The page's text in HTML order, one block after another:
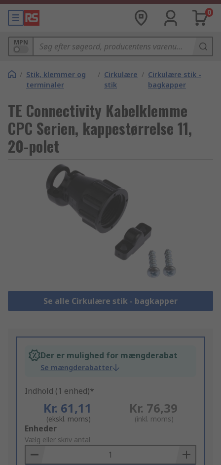
0
MPN
/ Stik, klemmer og
terminaler
/ Cirkulære
stik
/ Cirkulære stik -
bagkapper
TE Connectivity Kabelklemme
CPC Serien, kappestørrelse 11,
20-polet
Se alle Cirkulære stik - bagkapper
Der er mulighed for mængderabat
Se mængderabatter
Indhold (1 enhed)*
Kr. 61,11
(ekskl. moms)
Kr. 76,39
(inkl. moms)
Add
to
Basket
Enheder
Vælg eller skriv antal